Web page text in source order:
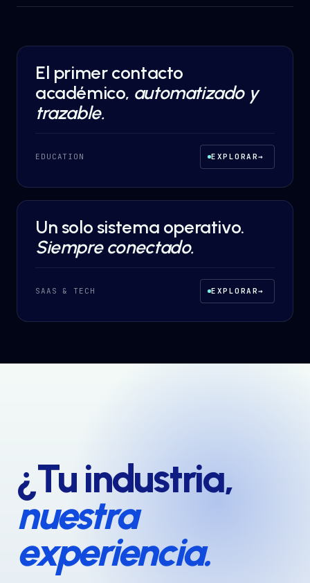
AI AUTOMATION·EDUCATION
El primer contacto
académico, automatizado y
trazable.
EDUCATION EXPLORAR→
DESARROLLO A MEDIDA·SAAS & TECH
Un solo sistema operativo.
Siempre conectado.
SAAS & TECH EXPLORAR→
¿Tu industria,
nuestra
experiencia.